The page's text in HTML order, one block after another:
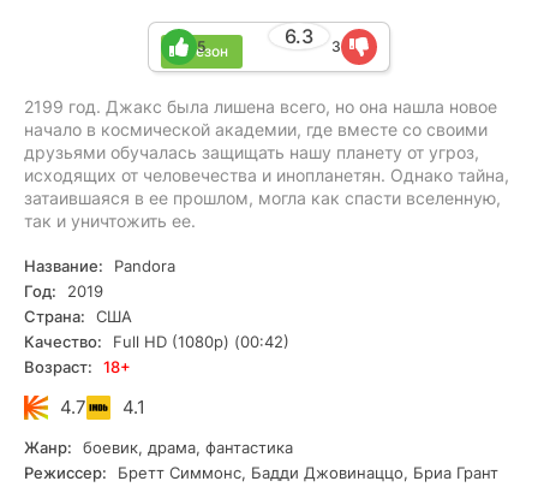
2 сезон
6.3
5 3
2199 год. Джакс была лишена всего, но она нашла новое
начало в космической академии, где вместе со своими
друзьями обучалась защищать нашу планету от угроз,
исходящих от человечества и инопланетян. Однако тайна,
затаившаяся в ее прошлом, могла как спасти вселенную,
так и уничтожить ее.
Название:
Pandora
Год:
2019
Страна:
США
Качество:
Full HD (1080p) (00:42)
Возраст:
18+
4.7 4.1
Жанр:
боевик, драма, фантастика
Режиссер:
Бретт Симмонс, Бадди Джовинаццо, Бриа Грант